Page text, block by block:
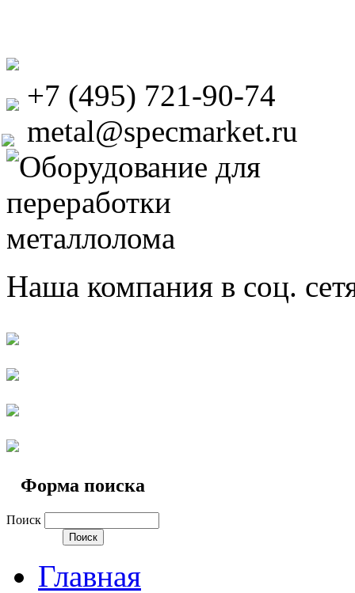
+7 (495) 721-90-74
metal@specmarket.ru
Наша компания в соц.
Форма поиска
Поиск
Главная